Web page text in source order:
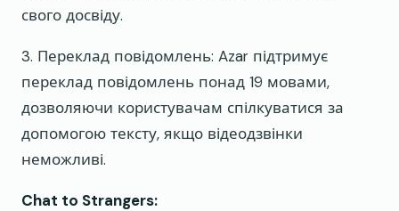
свого досвіду.
3. Переклад повідомлень: Azar підтримує
переклад повідомлень понад 19 мовами,
дозволяючи користувачам спілкуватися за
допомогою тексту, якщо відеодзвінки
неможливі.
Chat to Strangers: